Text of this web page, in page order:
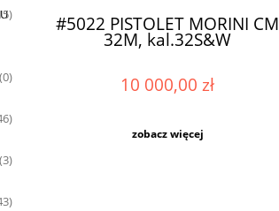
(0)
(3)
#5022 PISTOLET MORINI CM
32M, kal.32S&W
10 000,00 zł
zobacz więcej